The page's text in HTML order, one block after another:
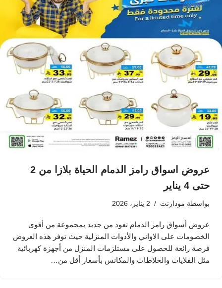
عروض اسواق رامز الدمام الحياة بلازا من 2
حتى 4 يناير
بواسطة مودارنت 2 يناير، 2026
عروض أسواق رامز الدمام تعود من جديد بمجموعة من أقوى
الخصومات على الاواني والأدوات المنزلية حيث توفر هذه العروض
فرصة رائعة للحصول على مستلزمات المنزل من أجهزة كهربائية
مثل القلايات والخلاطات والمكانس بأسعار أقل من…